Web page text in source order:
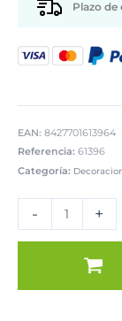
Plazo de
EAN: 8427701613964
Referencia: 61396
Categoría:
-
35CM
cantidad
+